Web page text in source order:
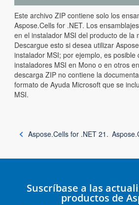
Este archivo ZIP contiene solo los
Aspose.Cells for .NET. Los
en el instalador MSI del producto de la
Descargue esto si desea utilizar
instalador MSI; por ejemplo, es posible
instaladores MSI en Mono o en otros
descarga ZIP no contiene la
formato de Ayuda Microsoft que se
MSI.
Aspose.Cells for .NET 21.
Suscríbase a las
productos de